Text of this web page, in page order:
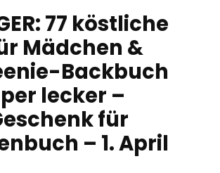
77 köstliche
Mädchen &
Backbuch
lecker –
für
– 1. April